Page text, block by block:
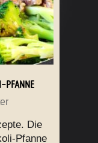
PFANNE
Die
Pfanne